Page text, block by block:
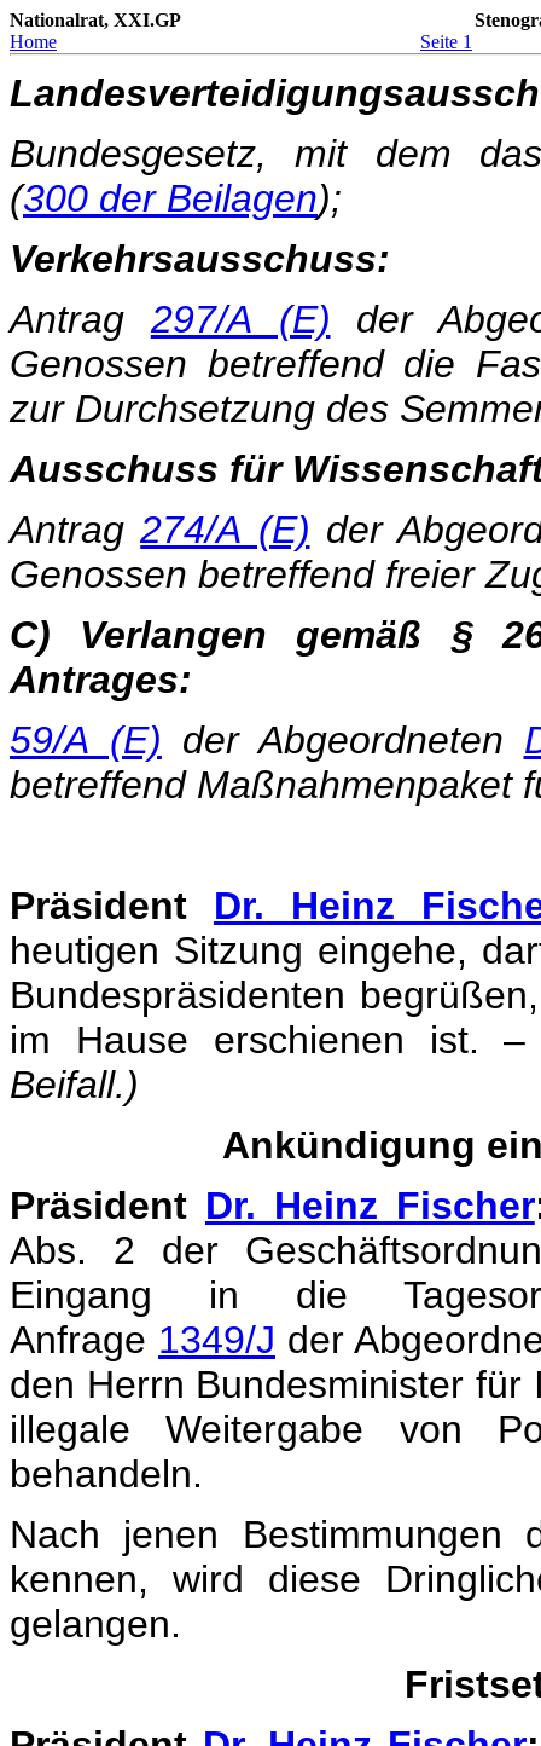
Nationalrat, XXI.GP
Home
Seite 1
Bundesgesetz, mit dem
(300 der Beilagen);
Verkehrsausschuss:
Antrag 297/A (E) der
Genossen betreffend die
zur Durchsetzung des
Ausschuss für
Antrag274/A (E) der
Genossen betreffend freier
C) Verlangen gemäß §
Antrages:
59/A (E) der Abgeordneten
betreffend Maßnahmenpaket
Präsident Dr. Heinz
heutigen Sitzung eingehe,
Bundespräsidenten
im Hause erschienen ist.
Beifall.)
Ankündigung
Präsident Dr. Heinz Fischer
Abs. 2 der
Eingang in die
Anfrage 1349/J der
den Herrn Bundesminister
illegale Weitergabe von
behandeln.
Nach jenen Bestimmungen
kennen, wird diese
gelangen.